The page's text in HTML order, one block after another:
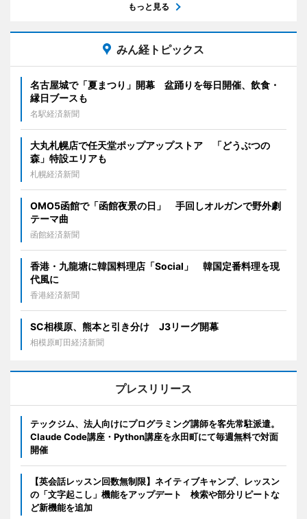
もっと見る
みん経トピックス
名古屋城で「夏まつり」開幕 盆踊りを毎日開催、飲食・
縁日ブースも
名駅経済新聞
大丸札幌店で任天堂ポップアップストア 「どうぶつの
森」特設エリアも
札幌経済新聞
OMO5函館で「函館夜景の日」 手回しオルガンで野外劇
テーマ曲
函館経済新聞
香港・九龍塘に韓国料理店「Social」 韓国定番料理を現
代風に
香港経済新聞
SC相模原、熊本と引き分け J3リーグ開幕
相模原町田経済新聞
プレスリリース
テックジム、法人向けにプログラミング講師を客先常駐派遣。
Claude Code講座・Python講座を永田町にて毎週無料で対面
開催
【英会話レッスン回数無制限】ネイティブキャンプ、レッスン
の「文字起こし」機能をアップデート 検索や部分リピートな
ど新機能を追加